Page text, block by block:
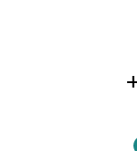
Custom 450® -
ac35g2,
38x2n2ma,
40hn2ma,